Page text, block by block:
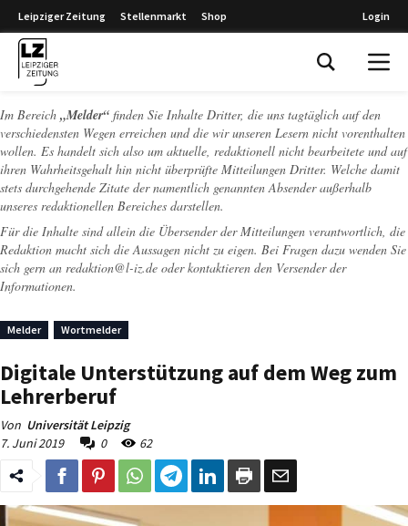
Leipziger Zeitung Stellenmarkt Shop Login
Im Bereich „Melder“ finden Sie Inhalte Dritter, die uns tagtäglich auf den
verschiedensten Wegen erreichen und die wir unseren Lesern nicht vorenthalten
wollen. Es handelt sich also um aktuelle, redaktionell nicht bearbeitete und auf
ihren Wahrheitsgehalt hin nicht überprüfte Mitteilungen Dritter. Welche damit
stets durchgehende Zitate der namentlich genannten Absender außerhalb
unseres redaktionellen Bereiches darstellen.
Für die Inhalte sind allein die Übersender der Mitteilungen verantwortlich, die
Redaktion macht sich die Aussagen nicht zu eigen. Bei Fragen dazu wenden Sie
sich gern an redaktion@l-iz.de oder kontaktieren den Versender der
Informationen.
Melder Wortmelder
Digitale Unterstützung auf dem Weg zum
Lehrerberuf
Von Universität Leipzig
7. Juni 2019
0 62